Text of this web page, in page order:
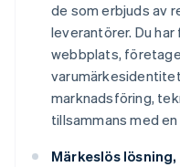
de som erbjuds av
leverantörer. Du
webbplats,
marknadsföring,
tillsammans med
Märkeslös